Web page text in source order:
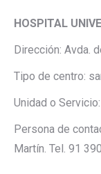
HOSPITAL
Dirección: Avda.
Tipo de centro:
Unidad o
Persona de
Martín. Tel. 91